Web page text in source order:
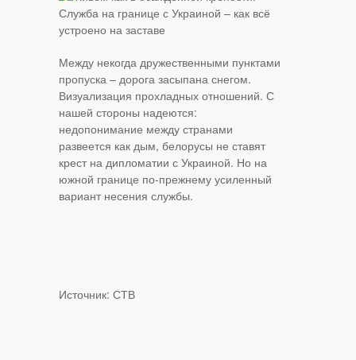
Между некогда дружественными пунктами
пропуска – дорога засыпана снегом.
Визуализация прохладных отношений. С
нашей стороны надеются:
недопонимание между странами
развеется как дым, белорусы не ставят
крест на дипломатии с Украиной. Но на
южной границе по-прежнему усиленный
вариант несения службы.
Источник: СТВ